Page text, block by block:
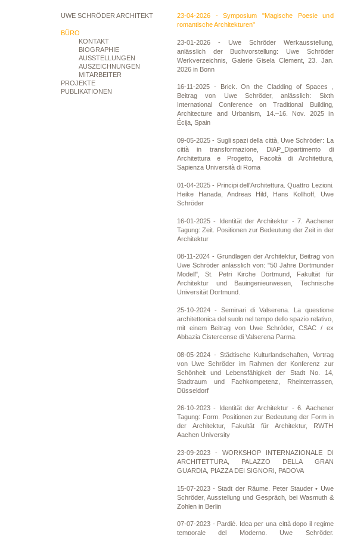
UWE SCHRÖDER ARCHITEKT
BÜRO
KONTAKT
BIOGRAPHIE
AUSSTELLUNGEN
AUSZEICHNUNGEN
MITARBEITER
PROJEKTE
PUBLIKATIONEN
23-04-2026 - Symposium "Magische Poesie und
romantische Architekturen"
23-01-2026 - Uwe Schröder Werkausstellung,
anlässlich der Buchvorstellung: Uwe Schröder
Werkverzeichnis, Galerie Gisela Clement, 23. Jan.
2026 in Bonn
16-11-2025 - Brick. On the Cladding of Spaces ,
Beitrag von Uwe Schröder, anlässlich: Sixth
International Conference on Traditional Building,
Architecture and Urbanism, 14.–16. Nov. 2025 in
Écija, Spain
09-05-2025 - Sugli spazi della città, Uwe Schröder: La
città in transformazione, DiAP_Dipartimento di
Architettura e Progetto, Facoltà di Architettura,
Sapienza Università di Roma
01-04-2025 - Principi dell'Architettura. Quattro Lezioni.
Heike Hanada, Andreas Hild, Hans Kollhoff, Uwe
Schröder
16-01-2025 - Identität der Architektur - 7. Aachener
Tagung: Zeit. Positionen zur Bedeutung der Zeit in der
Architektur
08-11-2024 - Grundlagen der Architektur, Beitrag von
Uwe Schröder anlässlich von: "50 Jahre Dortmunder
Modell", St. Petri Kirche Dortmund, Fakultät für
Architektur und Bauingenieurwesen, Technische
Universität Dortmund.
25-10-2024 - Seminari di Valserena. La questione
architettonica del suolo nel tempo dello spazio relativo,
mit einem Beitrag von Uwe Schròder, CSAC / ex
Abbazia Cistercense di Valserena Parma.
08-05-2024 - Städtische Kulturlandschaften, Vortrag
von Uwe Schröder im Rahmen der Konferenz zur
Schönheit und Lebensfähigkeit der Stadt No. 14,
Stadtraum und Fachkompetenz, Rheinterrassen,
Düsseldorf
26-10-2023 - Identität der Architektur - 6. Aachener
Tagung: Form. Positionen zur Bedeutung der Form in
der Architektur, Fakultät für Architektur, RWTH
Aachen University
23-09-2023 - WORKSHOP INTERNAZIONALE DI
ARCHITETTURA, PALAZZO DELLA GRAN
GUARDIA, PIAZZA DEI SIGNORI, PADOVA
15-07-2023 - Stadt der Räume. Peter Stauder • Uwe
Schröder, Ausstellung und Gespräch, bei Wasmuth &
Zohlen in Berlin
07-07-2023 - Pardié. Idea per una città dopo il regime
temporale del Moderno, Uwe Schröder,